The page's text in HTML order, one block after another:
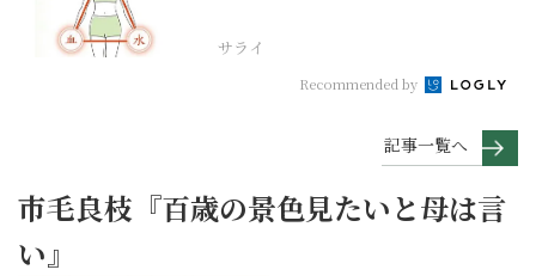
サライ
Recommended by
記事一覧へ
市毛良枝『百歳の景色見たいと母は言
い』